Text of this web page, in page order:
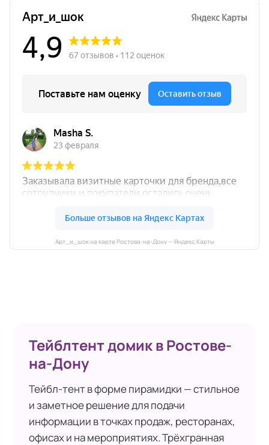
Арт_и_шок на карте Ростова-на-Дону — Яндекс Карты
Тейблтент домик в Ростове-
на-Дону
Тейбл‑тент в форме пирамидки — стильное
и заметное решение для подачи
информации в точках продаж, ресторанах,
офисах и на мероприятиях. Трёхгранная